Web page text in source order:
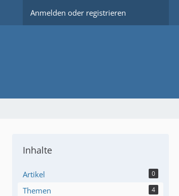
Anmelden oder registrieren
Inhalte
Artikel 0
Themen 4